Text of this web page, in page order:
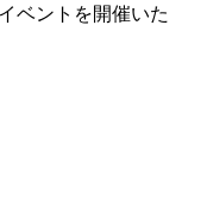
ベントを開催いた